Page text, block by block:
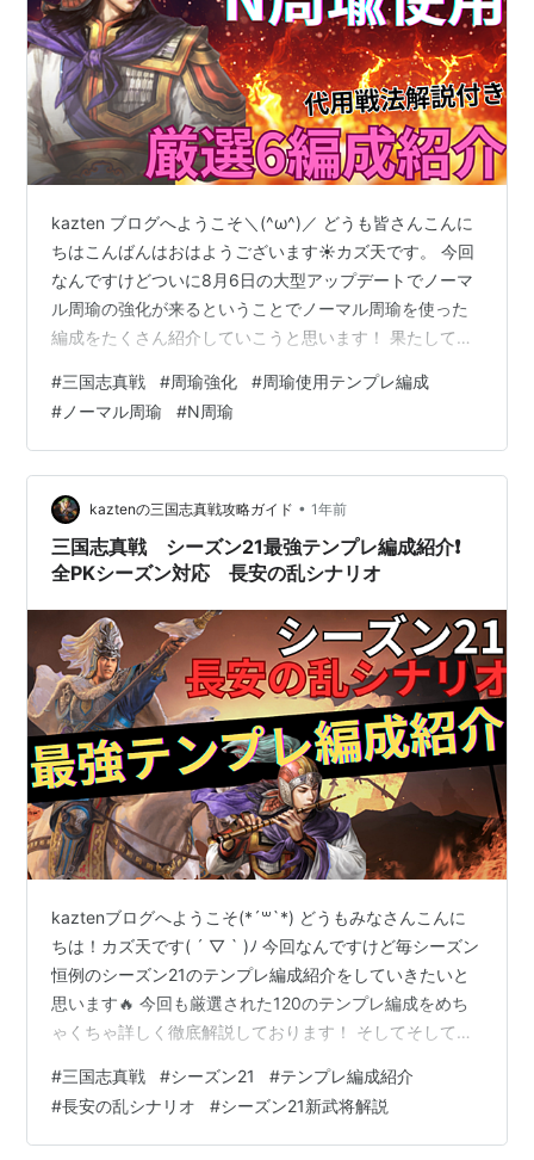
kazten ブログへようこそ＼(^ω^)／ どうも皆さんこんに
ちはこんばんはおはようございます☀カズ天です。 今回
なんですけどついに8月6日の大型アップデートでノーマ
ル周瑜の強化が来るということでノーマル周瑜を使った
編成をたくさん紹介していこうと思います！ 果たして強
です！ それではやっていきましょう👍 < 目次 > １ ノー
マル周瑜の強化内容解説 ・ 強化内容概要解説 ・ 燃焼武
将と組み合わせずに組めるのか？ ２ ノーマル周瑜編成紹
介❗️ ・ T0ノーマル周瑜編成 ・ T0.5ノーマル周瑜編成 ３
終わりに〜 ・ 日記 １ ノーマル周瑜の…
#三国志真戦 #周瑜強化 #周瑜使用テンプレ編成
# ノーマル周瑜 #N周瑜
kaztenの三国志真戦攻略ガイド • 1年前
三国志真戦 シーズン21最強テンプレ編成紹介❗️
全PKシーズン対応 長安の乱シナリオ
kaztenブログへようこそ(*´꒳`*) どうもみなさんこんに
ちは！カズ天です( ´ ▽ ` )ﾉ 今回なんですけど毎シーズン
恒例のシーズン21のテンプレ編成紹介をしていきたいと
思います🔥 今回も厳選された120のテンプレ編成をめち
ゃくちゃ詳しく徹底解説しております！ そしてそして１
る方も多いと思いますがカズ天はYouTubeもやっており
ます。 ガチャ動画やYouTubeでしか解説してない編成の
解説などブログだけでは見れないコンテンツがあるので
#三国志真戦 #シーズン21 #テンプレ編成紹介
#長安の乱シナリオ #シーズン21新武将解説